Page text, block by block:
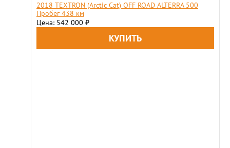
2018 TEXTRON (Arctic Cat) OFF ROAD ALTERRA 500
Пробег 438 км
Цена: 542 000 ₽